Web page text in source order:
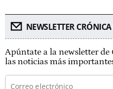
NEWSLETTER
Apúntate a la newsletter
las noticias más